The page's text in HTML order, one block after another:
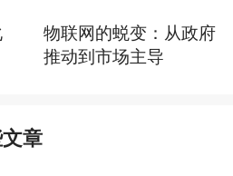
物联网的蜕变：从政府
推动到市场主导
章